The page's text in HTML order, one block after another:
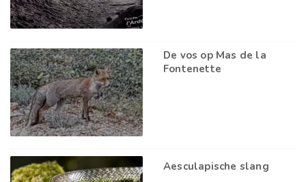
De vos op Mas de la
Fontenette
Aesculapische slang